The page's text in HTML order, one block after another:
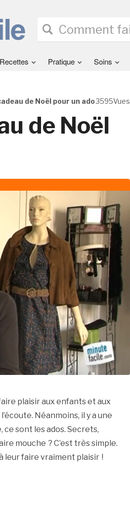
Recettes Pratique Soins
3595Vues
de Noël pour un ado
de Noël
plaisir aux enfants et aux
Néanmoins, il y a une
sont les ados. Secrets,
mouche ? C’est très simple.
leur faire vraiment plaisir !